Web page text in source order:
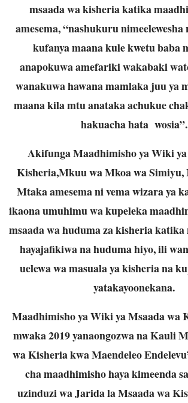
msaada wa kisheria katika
amesema, “nashukuru
kufanya maana kule kwetu baba
anapokuwa amefariki wakabaki
wanakuwa hawana mamlaka juu ya
maana kila mtu anataka achukue
hakuacha hata wosia”.
Akifunga Maadhimisho ya Wiki
Kisheria,Mkuu wa Mkoa wa Simiyu,
Mtaka amesema ni vema wizara ya
ikaona umuhimu wa kupeleka
msaada wa huduma za kisheria katika
hayajafikiwa na huduma hiyo, ili
uelewa wa masuala ya kisheria na
yatakayoonekana.
Maadhimisho ya Wiki ya Msaada wa
mwaka 2019 yanaongozwa na Kauli
wa Kisheria kwa Maendeleo
cha maadhimisho haya kimeenda
uzinduzi wa Jarida la Msaada wa